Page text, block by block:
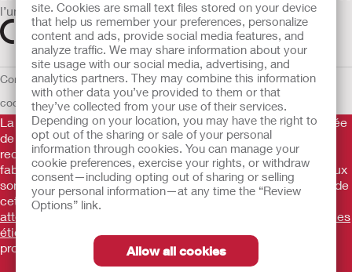
site. Cookies are small text files stored on your device
that help us remember your preferences, personalize
content and ads, provide social media features, and
analyze traffic. We may share information about your
site usage with our social media, advertising, and
analytics partners. They may combine this information
with other data you’ve provided to them or that
they’ve collected from your use of their services.
Depending on your location, you may have the right to
opt out of the sharing or sale of your personal
information through cookies. You can manage your
cookie preferences, exercise your rights, or withdraw
consent—including opting out of sharing or selling
your personal information—at any time the “Review
Options” link.
Allow all cookies
l’un des symboles suivants selon le besoin
Conditions d'utilisationPolitique de confidentialitéUtilisation des
cookies UE Avis au Dénonciateur
La Gamme de produits Hollister stomathérapie est constituée
de dispositifs d’appareillage d’une stomie permettant le
recueil des effluents. Il s’agit de dispositifs médicaux
fabriqués par Hollister Incorporated. Ces dispositifs médicaux
sont des produits de santé règlementés qui portent, au titre de
cette règlementation, le marquage CE.
attentivement les instructions figurant sur les notices et/ou les
étiquetages.
Consultez votre médecin ou tout autre
professionnel compétent.